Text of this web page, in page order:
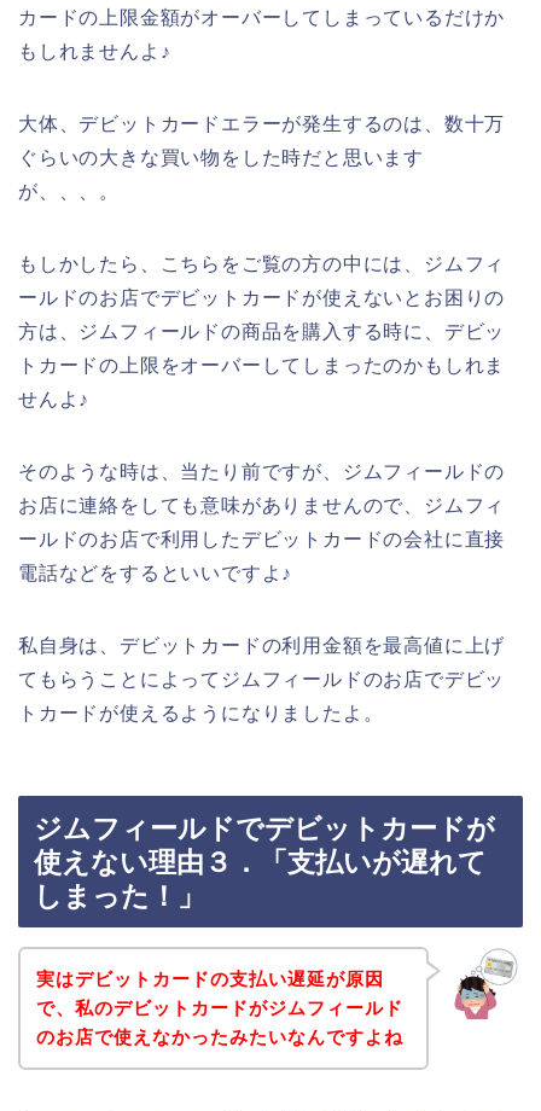
カードの上限金額がオーバーしてしまっているだけか
もしれませんよ♪
大体、デビットカードエラーが発生するのは、数十万
ぐらいの大きな買い物をした時だと思います
が、、、。
もしかしたら、こちらをご覧の方の中には、ジムフィ
ールドのお店でデビットカードが使えないとお困りの
方は、ジムフィールドの商品を購入する時に、デビッ
トカードの上限をオーバーしてしまったのかもしれま
せんよ♪
そのような時は、当たり前ですが、ジムフィールドの
お店に連絡をしても意味がありませんので、ジムフィ
ールドのお店で利用したデビットカードの会社に直接
電話などをするといいですよ♪
私自身は、デビットカードの利用金額を最高値に上げ
てもらうことによってジムフィールドのお店でデビッ
トカードが使えるようになりましたよ。
ジムフィールドでデビットカードが
使えない理由３．「支払いが遅れて
しまった！」
実はデビットカードの支払い遅延が原因
で、私のデビットカードがジムフィールド
のお店で使えなかったみたいなんですよね